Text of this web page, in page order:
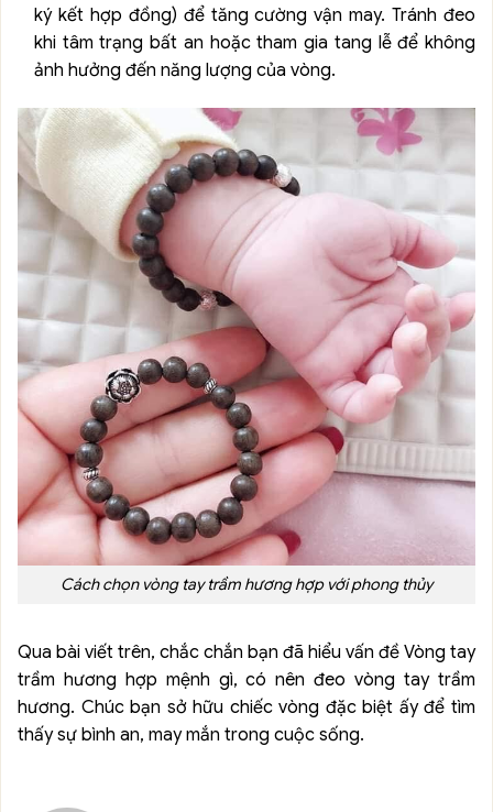
ký kết hợp đồng) để tăng cường vận may. Tránh đeo
khi tâm trạng bất an hoặc tham gia tang lễ để không
ảnh hưởng đến năng lượng của vòng.
Cách chọn vòng tay trầm hương hợp với phong thủy
Qua bài viết trên, chắc chắn bạn đã hiểu vấn đề Vòng tay
trầm hương hợp mệnh gì, có nên đeo vòng tay trầm
hương. Chúc bạn sở hữu chiếc vòng đặc biệt ấy để tìm
thấy sự bình an, may mắn trong cuộc sống.